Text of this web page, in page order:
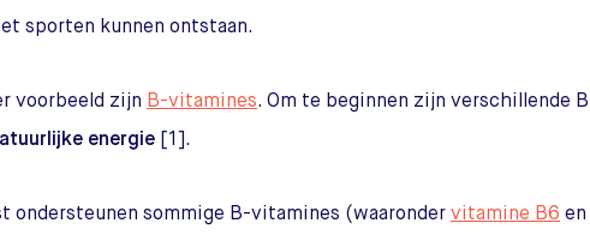
sporten kunnen ontstaan.
voorbeeld zijn B-vitamines. Om te beginnen zijn verschillende
energie [1].
ondersteunen sommige B-vitamines (waaronder vitamine B6 en